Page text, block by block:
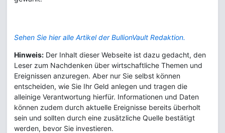
Sehen Sie hier alle Artikel der BullionVault Redaktion.
Hinweis: Der Inhalt dieser Webseite ist dazu gedacht, den
Leser zum Nachdenken über wirtschaftliche Themen und
Ereignissen anzuregen. Aber nur Sie selbst können
entscheiden, wie Sie Ihr Geld anlegen und tragen die
alleinige Verantwortung hierfür. Informationen und Daten
können zudem durch aktuelle Ereignisse bereits überholt
sein und sollten durch eine zusätzliche Quelle bestätigt
werden, bevor Sie investieren.